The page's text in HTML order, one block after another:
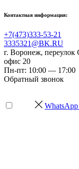
Контактная информация:
+7(473)333-53-21
3335321@BK.RU
г. Воронеж, переулок
офис 20
Пн-пт: 10:00 — 17:00
Обратный звонок
WhatsApp